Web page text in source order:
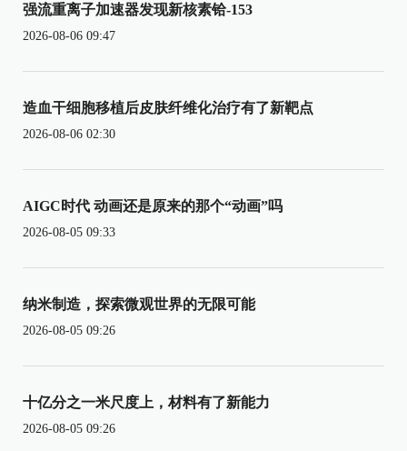
强流重离子加速器发现新核素铪-153
2026-08-06 09:47
造血干细胞移植后皮肤纤维化治疗有了新靶点
2026-08-06 02:30
AIGC时代 动画还是原来的那个“动画”吗
2026-08-05 09:33
纳米制造，探索微观世界的无限可能
2026-08-05 09:26
十亿分之一米尺度上，材料有了新能力
2026-08-05 09:26